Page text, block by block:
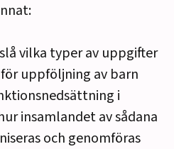
vilka typer av uppgifter
uppföljning av barn
i
insamlandet av sådana
och genom­föras